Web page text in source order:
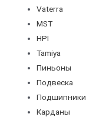
Vaterra
MST
HPI
Tamiya
Пиньоны
Подвеска
Подшипники
Карданы